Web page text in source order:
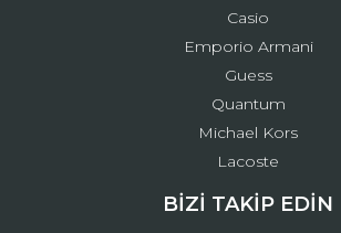
Casio
Emporio Armani
Guess
Quantum
Michael Kors
Lacoste
BİZİ TAKİP EDİN